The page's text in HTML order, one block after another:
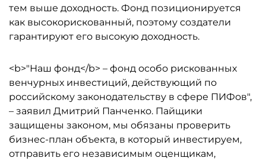
тем выше доходность. Фонд позиционируется
как высокорискованный, поэтому создатели
гарантируют его высокую доходность.
<b>"Наш фонд</b> – фонд особо рискованных
венчурных инвестиций, действующий по
российскому законодательству в сфере ПИФов",
– заявил Дмитрий Панченко. Пайщики
защищены законом, мы обязаны проверить
бизнес-план объекта, в который инвестируем,
отправить его независимым оценщикам,